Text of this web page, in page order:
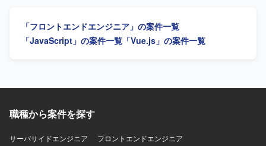
前提とした新規プロダクトを立ち上げ初期から手がけられ
る環境で、AI駆動開発を組織の中核能力として構築してい
テクチャ設計に関わることができます。AIエージェントを
体へのインパクトを発揮できるポジションです。 【開発環
境】 ・フロントエンド：Vue3 / TypeScript ・サーバサイ
ド：Kotlin ・インフラ：AWS ・AI関連：AIエージェント、
にタスクを推進いただきます。 【求める人物像】 AIコーデ
ィングツールを積極的に活用しながらも、生成物の品質を
ットします。 【ポジションの魅力】 AI駆動開発を中核に据
た最新の開発スタイルに携わることができます。 特許申請
という専門領域のナレッジとSaaS開発の知見を同時に習得
できる環境となっております。 【開発環境】 AIコーディン
「フロントエンドエンジニア」の案件一覧
「JavaScript」の案件一覧 「Vue.js」の案件一覧
職種から案件を探す
サーバサイドエンジニア
フロントエンドエンジニア